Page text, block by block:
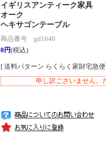
イギリスアンティーク家具
オーク
ヘキサゴンテーブル
商品番号 gd1640
0円(税込)
[ 送料パターン らくらく家財宅急
申し訳ございません。